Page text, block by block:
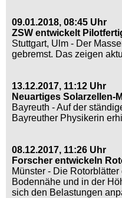
09.01.2018, 08:45 Uhr
ZSW entwickelt
Stuttgart, Ulm - Der
gebremst. Das zeigen
13.12.2017, 11:12 Uhr
Neuartiges Solarzellen-
Bayreuth - Auf der
Bayreuther Physikerin
08.12.2017, 11:26 Uhr
Forscher entwickeln
Münster - Die
Bodennähe und in der
sich den Belastungen